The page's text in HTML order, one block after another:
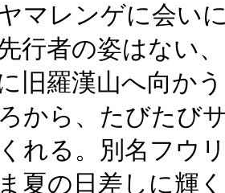
マレンゲに会い
行者の姿はない
旧羅漢山へ向か
から、たびたび
れる。別名フウ
夏の日差しに輝